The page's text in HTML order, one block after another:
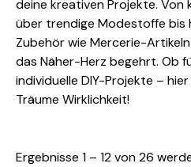
deine kreativen Projekte. Von
über trendige Modestoffe bis
Zubehör wie Mercerie-
das Näher-Herz begehrt. Ob
individuelle DIY-Projekte –
Träume Wirklichkeit!
Ergebnisse 1 – 12 von 26